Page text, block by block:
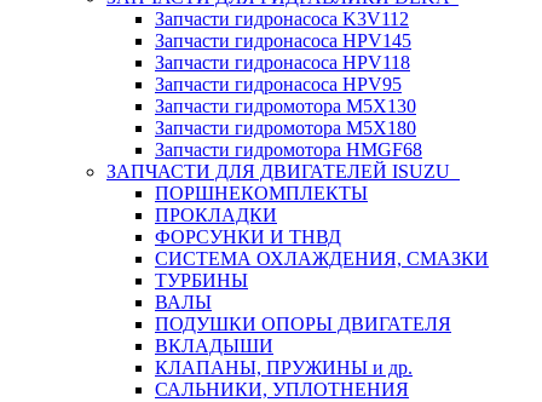
Запчасти гидронасоса K3V112
Запчасти гидронасоса HPV145
Запчасти гидронасоса HPV118
Запчасти гидронасоса HPV95
Запчасти гидромотора M5X130
Запчасти гидромотора M5X180
Запчасти гидромотора HMGF68
ЗАПЧАСТИ ДЛЯ ДВИГАТЕЛЕЙ ISUZU
ПОРШНЕКОМПЛЕКТЫ
ПРОКЛАДКИ
ФОРСУНКИ И ТНВД
СИСТЕМА ОХЛАЖДЕНИЯ, СМАЗКИ
ТУРБИНЫ
ВАЛЫ
ПОДУШКИ ОПОРЫ ДВИГАТЕЛЯ
ВКЛАДЫШИ
КЛАПАНЫ, ПРУЖИНЫ и др.
САЛЬНИКИ, УПЛОТНЕНИЯ